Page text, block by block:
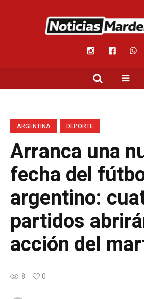
ARGENTINA DEPORTE
Arranca una
fecha del
argentino:
partidos
acción del
8 0